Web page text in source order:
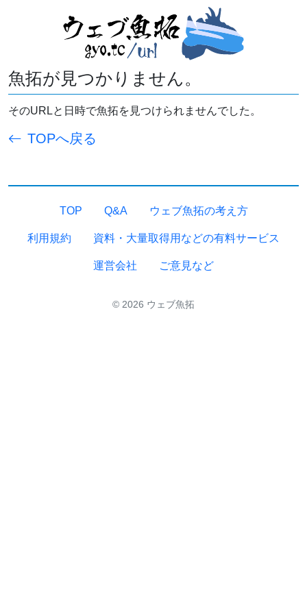
魚拓が見つかりません。
そのURLと日時で魚拓を見つけられませんでした。
TOPへ戻る
TOP Q&A ウェブ魚拓の考え方
利用規約 資料・大量取得用などの有料サービス
運営会社 ご意見など
© 2026 ウェブ魚拓